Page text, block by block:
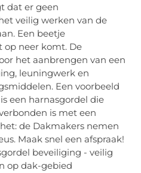
dat er geen
veilig werken van de
Een beetje
op neer komt. De
het aanbrengen van een
leuningwerk en
Een voorbeeld
een harnasgordel die
is met een
de Dakmakers nemen
Maak snel een afspraak!